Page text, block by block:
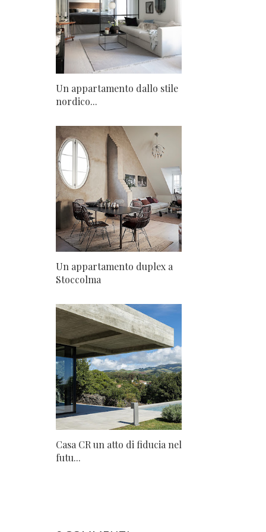
Un appartamento dallo stile
nordico...
Un appartamento duplex a
Stoccolma
Casa CR un atto di fiducia nel
futu...